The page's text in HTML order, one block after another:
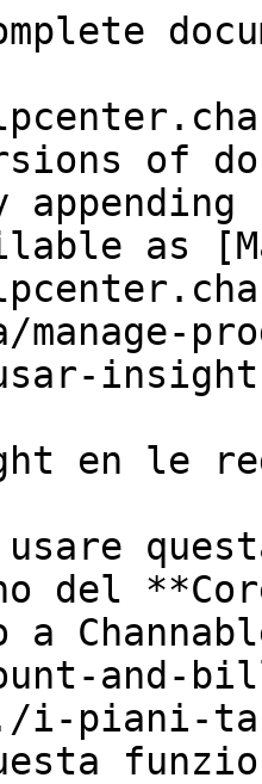
of
as
manage-
en le
usare
del
a
and-
i-piani-